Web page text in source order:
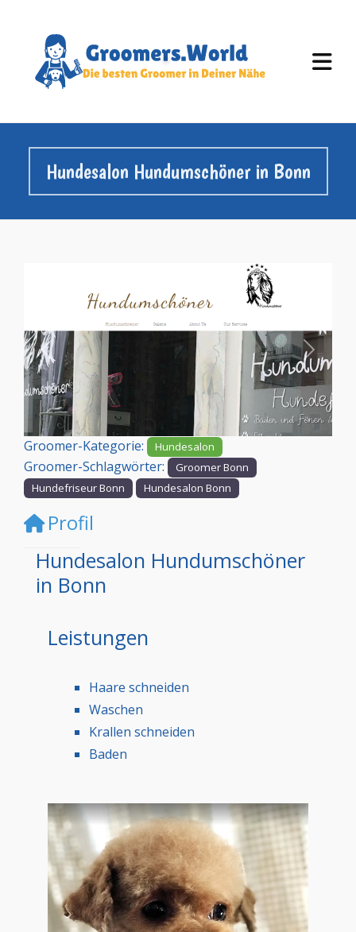
Hundesalon Hundumschöner in Bonn
Vorheriges
Groomer-Kategorie: Hundesalon
Groomer-Schlagwörter:
Groomer Bonn
Hundefriseur Bonn
Hundesalon Bonn
Profil
Hundesalon Hundumschöner
in Bonn
Leistungen
Haare schneiden
Waschen
Krallen schneiden
Baden